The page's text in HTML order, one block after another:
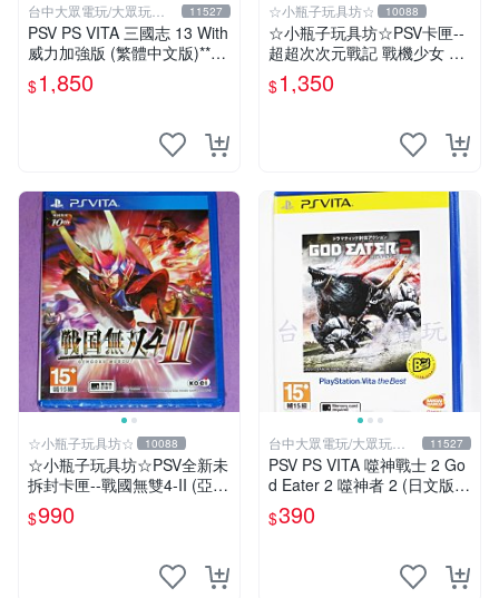
台中大眾電玩/大眾玩具
店
11527
PSV PS VITA 三國志 13 With
威力加強版 (繁體中文版)**
(二手商品)【台中大眾電玩】
$1,850
☆小瓶子玩具坊☆ 10088
☆小瓶子玩具坊☆PSV卡匣--
超超次次元戰記 戰機少女 R
e;Birth2 SISTERS GENERAT
ION
$1,350
☆小瓶子玩具坊☆ 10088
☆小瓶子玩具坊☆PSV全新未
拆封卡匣--戰國無雙4-II (亞版
日文版)
$990
台中大眾電玩/大眾玩具
店
11527
PSV PS VITA 噬神戰士 2 Go
d Eater 2 噬神者 2 (日文版)
(全新未拆)【台中大眾電玩】
$390